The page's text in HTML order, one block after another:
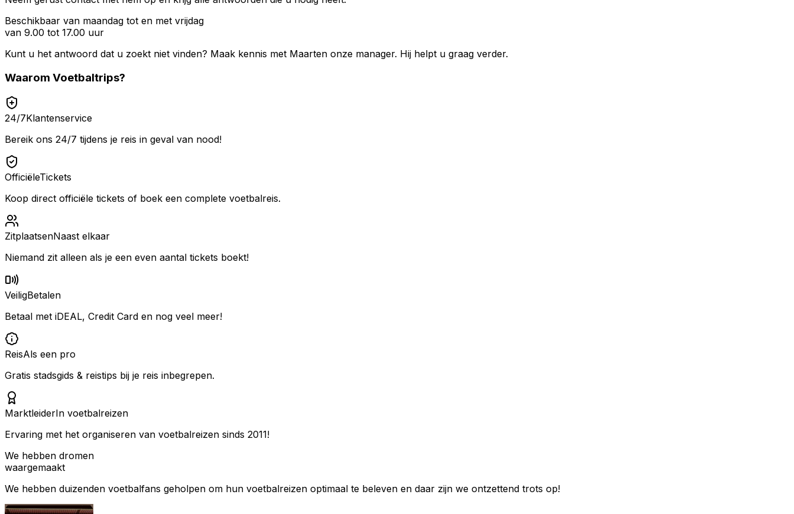
Beschikbaar van maandag tot en met vrijdag
van 9.00 tot 17.00 uur
Kunt u het antwoord dat u zoekt niet vinden? Maak kennis met Maarten onze manager. Hij helpt u graag verder.
Waarom Voetbaltrips?
24/7Klantenservice
Bereik ons 24/7 tijdens je reis in geval van nood!
OfficiëleTickets
Koop direct officiële tickets of boek een complete voetbalreis.
ZitplaatsenNaast elkaar
Niemand zit alleen als je een even aantal tickets boekt!
VeiligBetalen
Betaal met iDEAL, Credit Card en nog veel meer!
ReisAls een pro
Gratis stadsgids & reistips bij je reis inbegrepen.
MarktleiderIn voetbalreizen
Ervaring met het organiseren van voetbalreizen sinds 2011!
We hebben dromen
waargemaakt
We hebben duizenden voetbalfans geholpen om hun voetbalreizen optimaal te beleven en daar zijn we ontzettend trots op!